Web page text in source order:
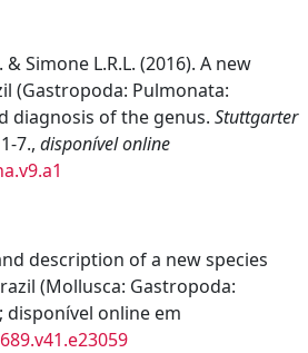
& Simone L.R.L. (2016). A new
(Gastropoda: Pulmonata:
diagnosis of the genus. Stuttgarter
7., disponível online
description of a new species
(Mollusca: Gastropoda:
disponível online em